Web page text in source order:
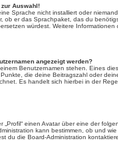
Auswahl!
Sprache nicht installiert oder
ob er das Sprachpaket, das du
würdest. Weitere
angezeigt werden?
Benutzernamen stehen. Eines
die deine Beitragszahl oder
Es handelt sich hierbei in der
einen Avatar über eine der
kann bestimmen, ob und
du die Board-Administration